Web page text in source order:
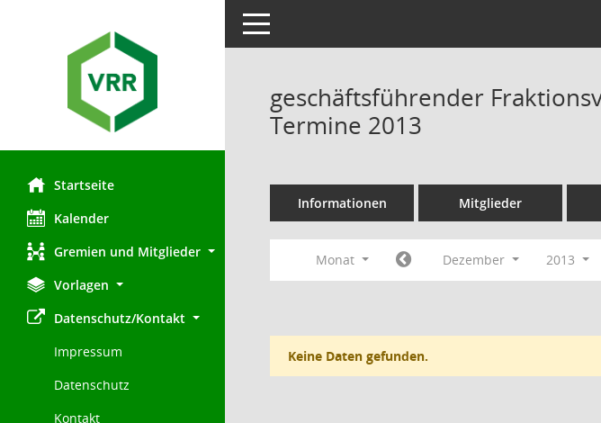
Startseite
Kalender
Gremien und Mitglieder
Vorlagen
Datenschutz/Kontakt
Impressum
Datenschutz
Kontakt
Toggle navigation
geschäftsführender
Termine 2013
Informationen Mitglieder
Monat Dezember 2013
Keine Daten gefunden.